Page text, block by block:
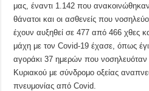
μας, έναντι 1.142 που
θάνατοι και οι ασθενείς που
έχουν αυξηθεί σε 477 από 466 χθες
μάχη με τον Covid-19 έχασε, όπως
αγοράκι 37 ημερών που νοσηλευόταν
Κυριακού με σύνδρομο οξείας
πνευμονίας από Covid.